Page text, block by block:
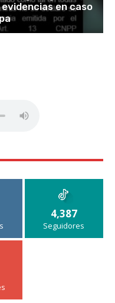
en caso
4,387
Seguidores